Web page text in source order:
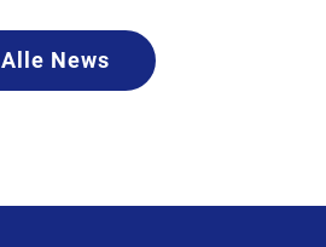
Alle News